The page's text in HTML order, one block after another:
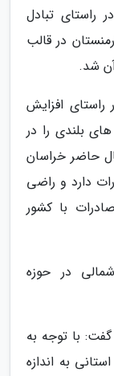
راستای تبادل
در قالب
شد.
راستای افزایش
بلندی را در
حاضر خراسان
دارد و راضی
با کشور
در حوزه
با توجه به
به اندازه